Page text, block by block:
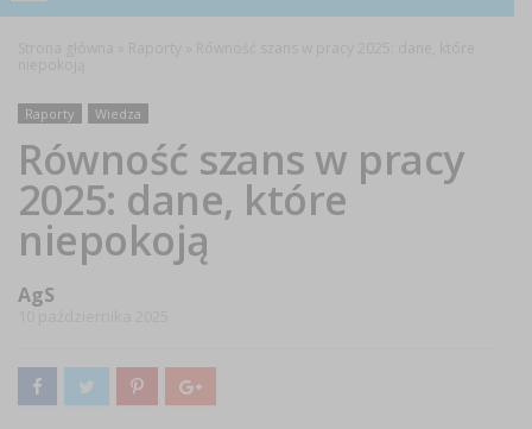
Raporty Wiedza
Równość szans w pracy
2025: dane, które
niepokoją
AgS